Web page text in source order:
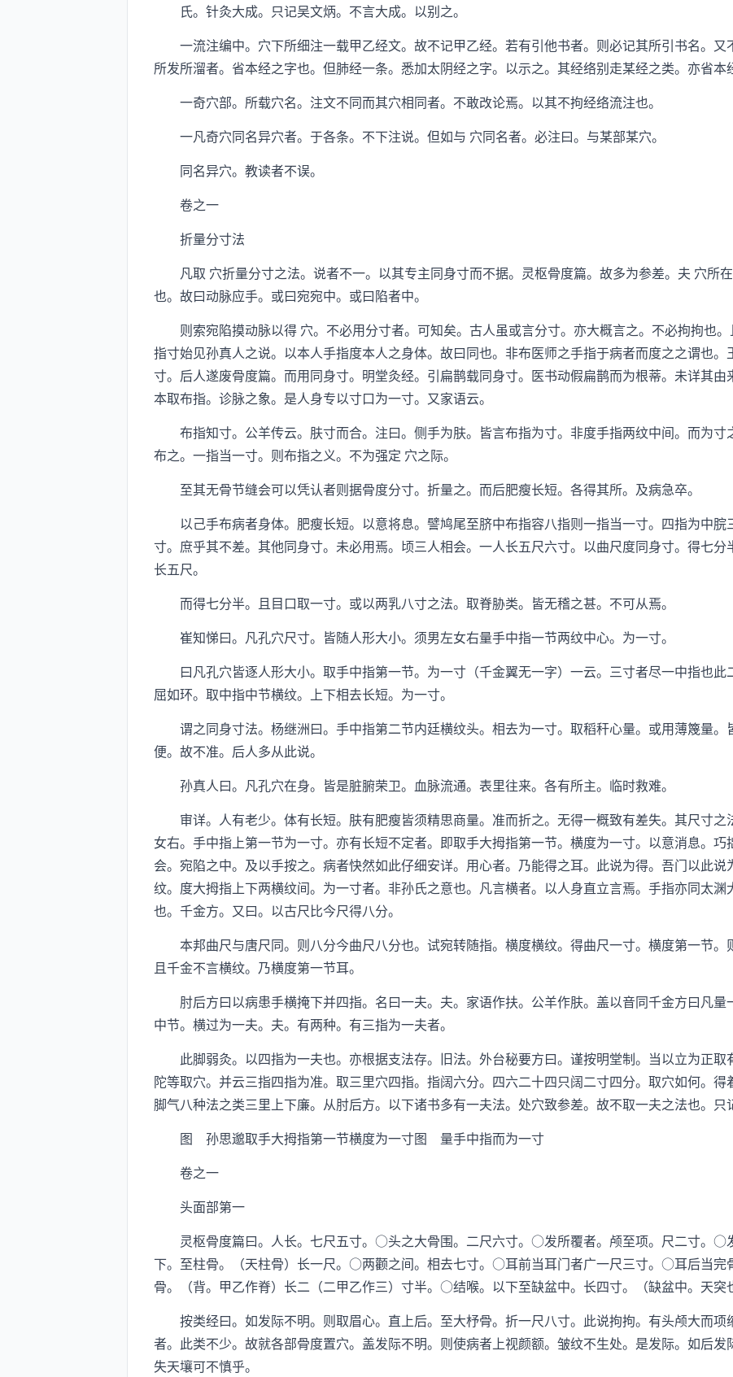
氏。针灸大成。只记吴文炳。不言大成。以别之。
一流注编中。穴下所细注一载甲乙经文。故不记甲乙经。若有引他书者。则必记其所引书名。又
所发所溜者。省本经之字也。但肺经一条。悉加太阴经之字。以示之。其经络别走某经之类。亦省本
一奇穴部。所载穴名。注文不同而其穴相同者。不敢改论焉。以其不拘经络流注也。
一凡奇穴同名异穴者。于各条。不下注说。但如与 穴同名者。必注曰。与某部某穴。
同名异穴。教读者不误。
卷之一
折量分寸法
凡取 穴折量分寸之法。说者不一。以其专主同身寸而不据。灵枢骨度篇。故多为参差。夫 穴所
也。故曰动脉应手。或曰宛宛中。或曰陷者中。
则索宛陷摸动脉以得 穴。不必用分寸者。可知矣。古人虽或言分寸。亦大概言之。不必拘拘也
指寸始见孙真人之说。以本人手指度本人之身体。故曰同也。非布医师之手指于病者而度之之谓也
寸。后人遂废骨度篇。而用同身寸。明堂灸经。引扁鹊载同身寸。医书动假扁鹊而为根蒂。未详其
本取布指。诊脉之象。是人身专以寸口为一寸。又家语云。
布指知寸。公羊传云。肤寸而合。注曰。侧手为肤。皆言布指为寸。非度手指两纹中间。而为寸
布之。一指当一寸。则布指之义。不为强定 穴之际。
至其无骨节缝会可以凭认者则据骨度分寸。折量之。而后肥瘦长短。各得其所。及病急卒。
以己手布病者身体。肥瘦长短。以意将息。譬鸠尾至脐中布指容八指则一指当一寸。四指为中脘
寸。庶乎其不差。其他同身寸。未必用焉。顷三人相会。一人长五尺六寸。以曲尺度同身寸。得七
长五尺。
而得七分半。且目口取一寸。或以两乳八寸之法。取脊胁类。皆无稽之甚。不可从焉。
崔知悌曰。凡孔穴尺寸。皆随人形大小。须男左女右量手中指一节两纹中心。为一寸。
曰凡孔穴皆逐人形大小。取手中指第一节。为一寸（千金翼无一字）一云。三寸者尽一中指也此
屈如环。取中指中节横纹。上下相去长短。为一寸。
谓之同身寸法。杨继洲曰。手中指第二节内廷横纹头。相去为一寸。取稻秆心量。或用薄篾量。
便。故不准。后人多从此说。
孙真人曰。凡孔穴在身。皆是脏腑荣卫。血脉流通。表里往来。各有所主。临时救难。
审详。人有老少。体有长短。肤有肥瘦皆须精思商量。准而折之。无得一概致有差失。其尺寸之
女右。手中指上第一节为一寸。亦有长短不定者。即取手大拇指第一节。横度为一寸。以意消息。
会。宛陷之中。及以手按之。病者快然如此仔细安详。用心者。乃能得之耳。此说为得。吾门以此
纹。度大拇指上下两横纹间。为一寸者。非孙氏之意也。凡言横者。以人身直立言焉。手指亦同太
也。千金方。又曰。以古尺比今尺得八分。
本邦曲尺与唐尺同。则八分今曲尺八分也。试宛转随指。横度横纹。得曲尺一寸。横度第一节。
且千金不言横纹。乃横度第一节耳。
肘后方曰以病患手横掩下并四指。名曰一夫。夫。家语作扶。公羊作肤。盖以音同千金方曰凡量
中节。横过为一夫。夫。有两种。有三指为一夫者。
此脚弱灸。以四指为一夫也。亦根据支法存。旧法。外台秘要方曰。谨按明堂制。当以立为正取
陀等取穴。并云三指四指为准。取三里穴四指。指阔六分。四六二十四只阔二寸四分。取穴如何。
脚气八种法之类三里上下廉。从肘后方。以下诸书多有一夫法。处穴致参差。故不取一夫之法也。只
图 孙思邈取手大拇指第一节横度为一寸图 量手中指而为一寸
卷之一
头面部第一
灵枢骨度篇曰。人长。七尺五寸。○头之大骨围。二尺六寸。○发所覆者。颅至项。尺二寸。○
下。至柱骨。（天柱骨）长一尺。○两颧之间。相去七寸。○耳前当耳门者广一尺三寸。○耳后当
骨。（背。甲乙作脊）长二（二甲乙作三）寸半。○结喉。以下至缺盆中。长四寸。（缺盆中。天突
按类经曰。如发际不明。则取眉心。直上后。至大杼骨。折一尺八寸。此说拘拘。有头颅大而项
者。此类不少。故就各部骨度置穴。盖发际不明。则使病者上视颜额。皱纹不生处。是发际。如后
失天壤可不慎乎。